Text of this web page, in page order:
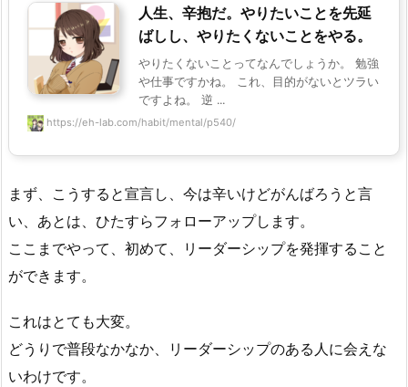
人生、辛抱だ。やりたいことを先延
ばしし、やりたくないことをやる。
やりたくないことってなんでしょうか。 勉強
や仕事ですかね。 これ、目的がないとツラい
ですよね。 逆 ...
https://eh-lab.com/habit/mental/p540/
まず、こうすると宣言し、今は辛いけどがんばろうと言
い、あとは、ひたすらフォローアップします。
ここまでやって、初めて、リーダーシップを発揮すること
ができます。
これはとても大変。
どうりで普段なかなか、リーダーシップのある人に会えな
いわけです。